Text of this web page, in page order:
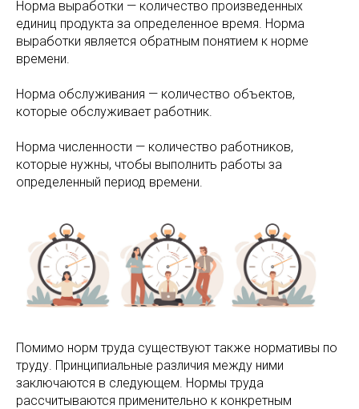
Норма выработки — количество произведенных
единиц продукта за определенное время. Норма
выработки является обратным понятием к норме
времени.
Норма обслуживания — количество объектов,
которые обслуживает работник.
Норма численности — количество работников,
которые нужны, чтобы выполнить работы за
определенный период времени.
Помимо норм труда существуют также нормативы по
труду. Принципиальные различия между ними
заключаются в следующем. Нормы труда
рассчитываются применительно к конкретным